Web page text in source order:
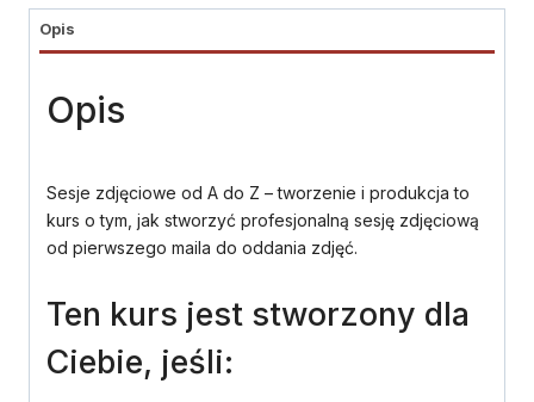
do
tworzenie
Opis
Opis
Sesje zdjęciowe od A do Z – tworzenie i produkcja to
kurs o tym, jak stworzyć profesjonalną sesję zdjęciową
od pierwszego maila do oddania zdjęć.
Ten kurs jest stworzony dla
Ciebie, jeśli: